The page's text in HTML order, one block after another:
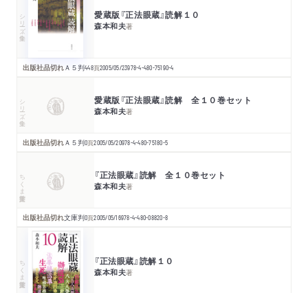
シリーズ・全集 愛蔵版『正法眼蔵』読解１０
森本和夫著
出版社品切れＡ５判448頁2005/05/23978-4-480-75190-4
シリーズ・全集 愛蔵版『正法眼蔵』読解 全１０巻セット
森本和夫著
出版社品切れＡ５判0頁2005/05/20978-4-480-75180-5
ちくま学芸文庫 『正法眼蔵』読解 全１０巻セット
森本和夫著
出版社品切れ文庫判0頁2005/05/16978-4-480-08820-8
ちくま学芸文庫 『正法眼蔵』読解１０
森本和夫著